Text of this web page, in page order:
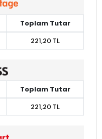
Toplam Tutar
221,20 TL
Toplam Tutar
221,20 TL